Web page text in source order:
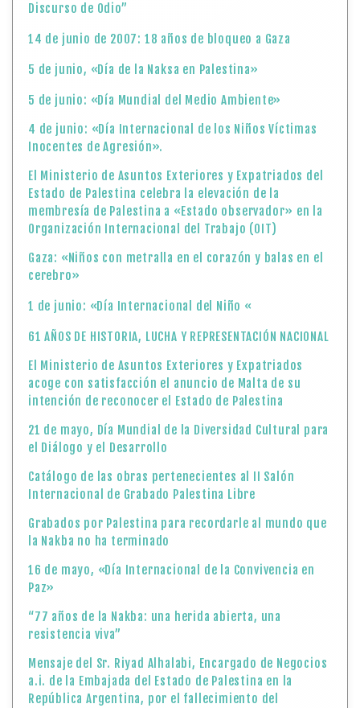
Discurso de Odio”
14 de junio de 2007: 18 años de bloqueo a Gaza
5 de junio, «Día de la Naksa en Palestina»
5 de junio: «Día Mundial del Medio Ambiente»
4 de junio: «Día Internacional de los Niños Víctimas
Inocentes de Agresión».
El Ministerio de Asuntos Exteriores y Expatriados del
Estado de Palestina celebra la elevación de la
membresía de Palestina a «Estado observador» en la
Organización Internacional del Trabajo (OIT)
Gaza: «Niños con metralla en el corazón y balas en el
cerebro»
1 de junio: «Día Internacional del Niño «
61 AÑOS DE HISTORIA, LUCHA Y REPRESENTACIÓN NACIONAL
El Ministerio de Asuntos Exteriores y Expatriados
acoge con satisfacción el anuncio de Malta de su
intención de reconocer el Estado de Palestina
21 de mayo, Día Mundial de la Diversidad Cultural para
el Diálogo y el Desarrollo
Catálogo de las obras pertenecientes al II Salón
Internacional de Grabado Palestina Libre
Grabados por Palestina para recordarle al mundo que
la Nakba no ha terminado
16 de mayo, «Día Internacional de la Convivencia en
Paz»
“77 años de la Nakba: una herida abierta, una
resistencia viva”
Mensaje del Sr. Riyad Alhalabi, Encargado de Negocios
a.i. de la Embajada del Estado de Palestina en la
República Argentina, por el fallecimiento del